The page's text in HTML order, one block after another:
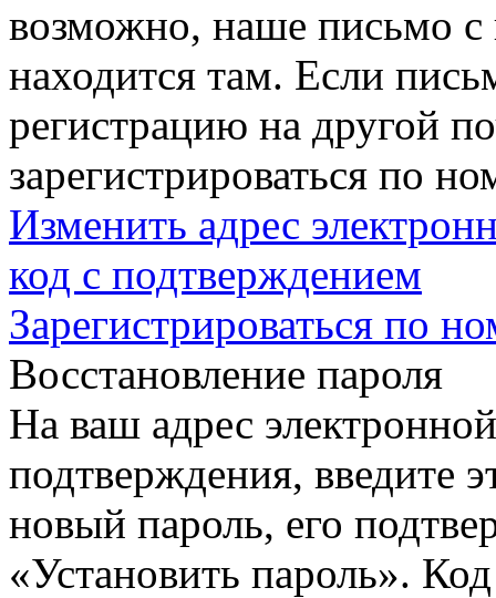
возможно, наше письмо с
находится там. Если
регистрацию на другой
зарегистрироваться по
Изменить адрес
код с подтверждением
Зарегистрироваться по
Восстановление пароля
На ваш адрес
подтверждения, введите
новый пароль, его
«Установить пароль».